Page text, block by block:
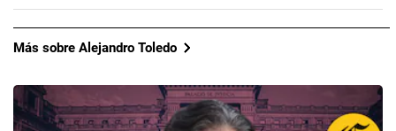
Más sobre Alejandro Toledo